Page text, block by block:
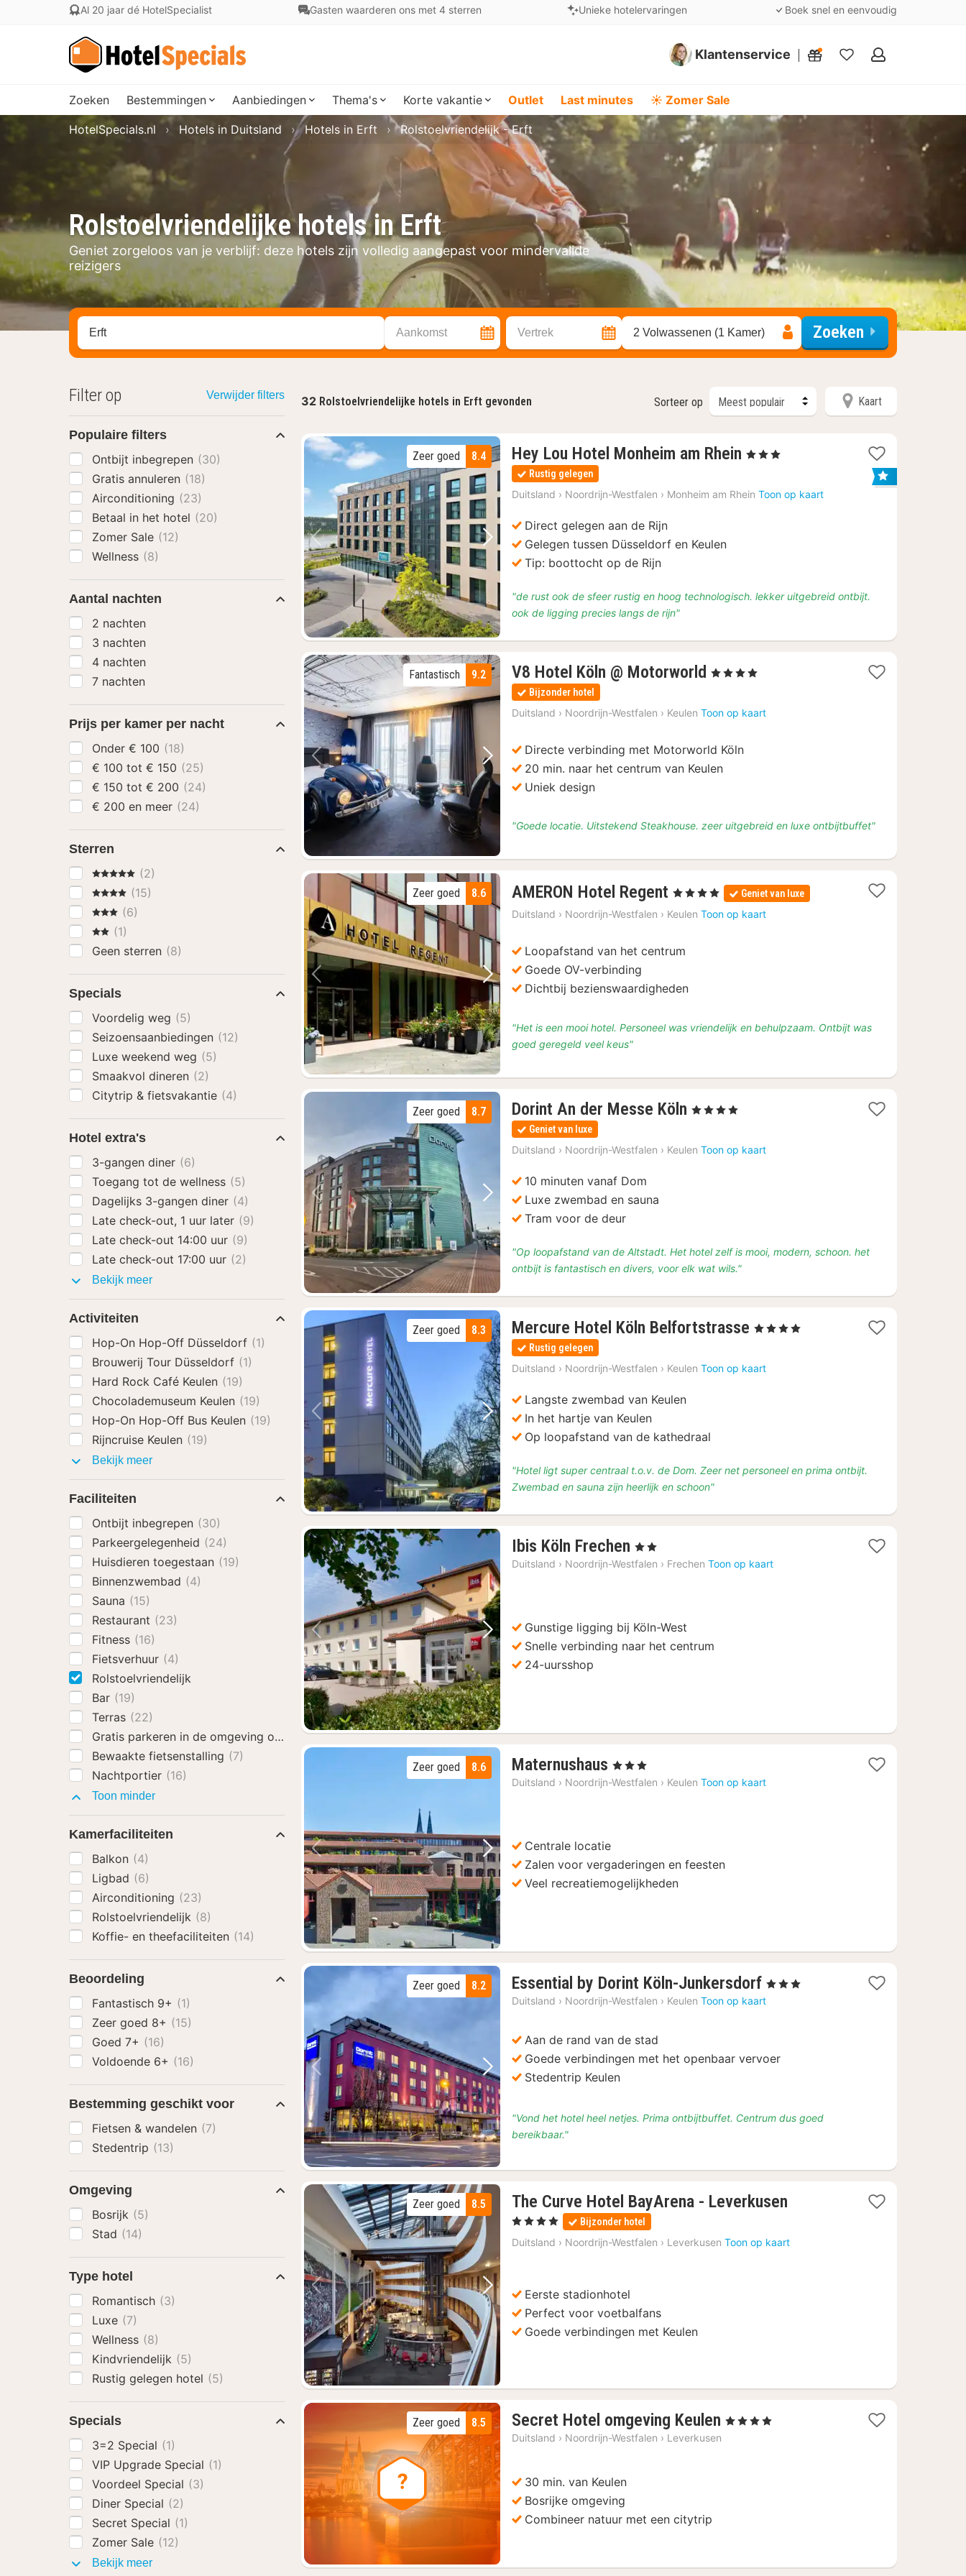
Al 20 jaar dé HotelSpecialist Gasten waarderen ons met 4 sterren Unieke hotelervaringen Boek snel en eenvoudig
Klantenservice
Mijn
Zoeken Bestemmingen Aanbiedingen Thema's Korte vakantie Outlet Last minutes ☀️ Zomer Sale
Rolstoelvriendelijke hotels in Erft
Geniet zorgeloos van je verblijf: deze hotels zijn volledig aangepast voor mindervalide
reizigers
HotelSpecials.nl Hotels in Duitsland Hotels in Erft Rolstoelvriendelijk - Erft
Zoek op hotel, regio of stad Aankomst Vertrek 2 Volwassenen (1 Kamer) Zoeken
32 Rolstoelvriendelijke hotels in Erft gevonden Sorteer op Kaart
Vorige foto Volgende foto
8.4
Zeer goed Hey Lou Hotel Monheim am Rhein 2
vanaf
€
, 3 Sterren
Rustig gelegen
Duitsland › Noordrijn-Westfalen › Monheim am Rhein Toon op kaart
Direct gelegen aan de Rijn
Gelegen tussen Düsseldorf en Keulen
Tip: boottocht op de Rijn
"de rust ook de sfeer rustig en hoog technologisch. lekker uitgebreid ontbijt.
ook de ligging precies langs de rijn"
Vorige foto Volgende foto
9.2
Fantastisch V8 Hotel Köln @ Motorworld 1
vanaf
€
93,45
, 4 Sterren
Bijzonder hotel
Duitsland › Noordrijn-Westfalen › Keulen Toon op kaart
Directe verbinding met Motorworld Köln
20 min. naar het centrum van Keulen
Uniek design
"Goede locatie. Uitstekend Steakhouse. zeer uitgebreid en luxe ontbijtbuffet"
Vorige foto Volgende foto
8.6
Zeer goed AMERON Hotel Regent 2
nachten
vanaf
124,95
, 4 Sterren Geniet van luxe
Duitsland › Noordrijn-Westfalen › Keulen Toon op kaart
Loopafstand van het centrum
Goede OV-verbinding
Dichtbij bezienswaardigheden
"Het is een mooi hotel. Personeel was vriendelijk en behulpzaam. Ontbijt was
goed geregeld veel keus"
Vorige foto Volgende foto
8.7
Zeer goed Dorint An der Messe Köln 2
vanaf
€
, 4 Sterren
Geniet van luxe
Duitsland › Noordrijn-Westfalen › Keulen Toon op kaart
10 minuten vanaf Dom
Luxe zwembad en sauna
Tram voor de deur
"Op loopafstand van de Altstadt. Het hotel zelf is mooi, modern, schoon. het
ontbijt is fantastisch en divers, voor elk wat wils."
Vorige foto Volgende foto
8.3
Zeer goed Mercure Hotel Köln Belfortstrasse 1
vanaf
€
, 4 Sterren
Rustig gelegen
Duitsland › Noordrijn-Westfalen › Keulen Toon op kaart
Langste zwembad van Keulen
In het hartje van Keulen
Op loopafstand van de kathedraal
"Hotel ligt super centraal t.o.v. de Dom. Zeer net personeel en prima ontbijt.
Zwembad en sauna zijn heerlijk en schoon"
Vorige foto Volgende foto
Ibis Köln Frechen 1
nacht
, 2 Sterren
Duitsland › Noordrijn-Westfalen › Frechen Toon op kaart
Gunstige ligging bij Köln-West
Snelle verbinding naar het centrum
24-uursshop
Vorige foto Volgende foto
8.6
Zeer goed Maternushaus 1
nacht
, 3 Sterren
Duitsland › Noordrijn-Westfalen › Keulen Toon op kaart
Centrale locatie
Zalen voor vergaderingen en feesten
Veel recreatiemogelijkheden
Vorige foto Volgende foto
8.2
Zeer goed Essential by Dorint Köln-Junkersdorf 1
nacht
89,78
, 3 Sterren
Duitsland › Noordrijn-Westfalen › Keulen Toon op kaart
Aan de rand van de stad
Goede verbindingen met het openbaar vervoer
Stedentrip Keulen
"Vond het hotel heel netjes. Prima ontbijtbuffet. Centrum dus goed
bereikbaar."
Vorige foto Volgende foto
8.5
Zeer goed The Curve Hotel BayArena - Leverkusen
vanaf
€
, 4 Sterren Bijzonder hotel
Duitsland › Noordrijn-Westfalen › Leverkusen Toon op kaart
Eerste stadionhotel
Perfect voor voetbalfans
Goede verbindingen met Keulen
8.5
Zeer goed Secret Hotel omgeving Keulen 2
, 4 Sterren
Duitsland › Noordrijn-Westfalen › Leverkusen
30 min. van Keulen
Bosrijke omgeving
Combineer natuur met een citytrip
Filter op Verwijder filters
Populaire filters
Ontbijt inbegrepen (30)
Gratis annuleren (18)
Airconditioning (23)
Betaal in het hotel (20)
Zomer Sale (12)
Wellness (8)
Aantal nachten
2 nachten
3 nachten
4 nachten
7 nachten
Prijs per kamer per nacht
Onder € 100 (18)
€ 100 tot € 150 (25)
€ 150 tot € 200 (24)
€ 200 en meer (24)
Sterren
5 Sterren(2)
4 Sterren(15)
3 Sterren
(6)
2 Sterren
(1)
Geen sterren (8)
Specials
Voordelig weg (5)
Seizoensaanbiedingen (12)
Luxe weekend weg (5)
Smaakvol dineren (2)
Citytrip & fietsvakantie (4)
Hotel extra's
3-gangen diner (6)
Toegang tot de wellness (5)
Dagelijks 3-gangen diner (4)
Late check-out, 1 uur later (9)
Late check-out 14:00 uur (9)
Late check-out 17:00 uur (2)
Bekijk meerHotel
Activiteiten
Hop-On Hop-Off Düsseldorf (1)
Brouwerij Tour Düsseldorf (1)
Hard Rock Café Keulen (19)
Chocolademuseum Keulen (19)
Hop-On Hop-Off Bus Keulen (19)
Rijncruise Keulen (19)
Bekijk meerActiviteiten
Faciliteiten
Ontbijt inbegrepen (30)
Parkeergelegenheid (24)
Huisdieren toegestaan (19)
Binnenzwembad (4)
Sauna (15)
Restaurant (23)
Fitness (16)
Fietsverhuur (4)
Rolstoelvriendelijk
Bar (19)
Terras (22)
Gratis parkeren in de omgeving op zaterdag en zondag(5)
Bewaakte fietsenstalling (7)
Nachtportier (16)
Toon minderFaciliteiten
Kamerfaciliteiten
Balkon (4)
Ligbad (6)
Airconditioning (23)
Rolstoelvriendelijk (8)
Koffie- en theefaciliteiten (14)
Beoordeling
Fantastisch 9+ (1)
Zeer goed 8+ (15)
Goed 7+ (16)
Voldoende 6+ (16)
Bestemming geschikt voor
Fietsen & wandelen (7)
Stedentrip (13)
Omgeving
Bosrijk (5)
Stad (14)
Type hotel
Romantisch (3)
Luxe (7)
Wellness (8)
Kindvriendelijk (5)
Rustig gelegen hotel (5)
Specials
3=2 Special (1)
VIP Upgrade Special (1)
Voordeel Special (3)
Diner Special (2)
Secret Special (1)
Zomer Sale (12)
Bekijk meerSpecials